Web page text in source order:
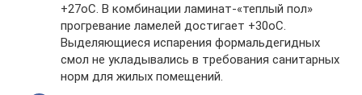
+27oС. В комбинации ламинат-«теплый пол»
прогревание ламелей достигает +30oС.
Выделяющиеся испарения формальдегидных
смол не укладывались в требования санитарных
норм для жилых помещений.